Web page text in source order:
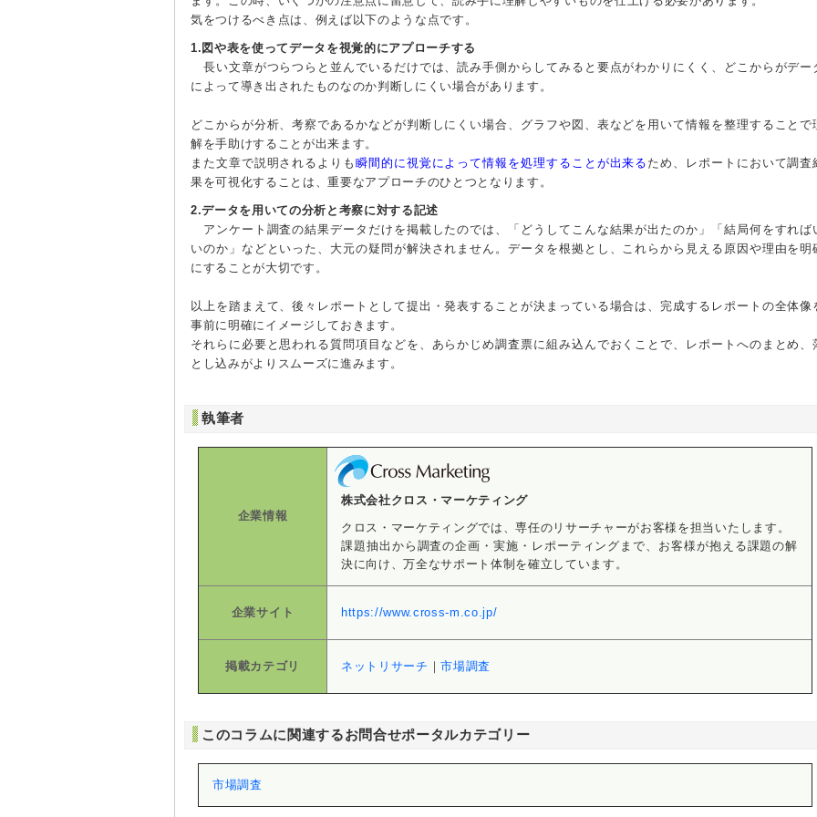
気をつけるべき点は、例えば以下のような点です。
1.図や表を使ってデータを視覚的にアプローチする
長い文章がつらつらと並んでいるだけでは、読み手側からしてみると要点がわかりにくく、どこからがデー
によって導き出されたものなのか判断しにくい場合があります。
どこからが分析、考察であるかなどが判断しにくい場合、グラフや図、表などを用いて情報を整理することで
解を手助けすることが出来ます。
また文章で説明されるよりも瞬間的に視覚によって情報を処理することが出来る ため、レポートにおいて調査
果を可視化することは、重要なアプローチのひとつとなります。
2.データを用いての分析と考察に対する記述
アンケート調査の結果データだけを掲載したのでは、「どうしてこんな結果が出たのか」「結局何をすれば
いのか」などといった、大元の疑問が解決されません。データを根拠とし、これらから見える原因や理由を明
にすることが大切です。
以上を踏まえて、後々レポートとして提出・発表することが決まっている場合は、完成するレポートの全体像
事前に明確にイメージしておきます。
それらに必要と思われる質問項目などを、あらかじめ調査票に組み込んでおくことで、レポートへのまとめ、
とし込みがよりスムーズに進みます。
執筆者
企業情報
株式会社クロス・マーケティング
クロス・マーケティングでは、専任のリサーチャーがお客様を担当いたします。
課題抽出から調査の企画・実施・レポーティングまで、お客様が抱える課題の解
決に向け、万全なサポート体制を確立しています。
企業サイト https://www.cross-m.co.jp/
掲載カテゴリ ネットリサーチ ｜市場調査
このコラムに関連するお問合せポータルカテゴリー
市場調査